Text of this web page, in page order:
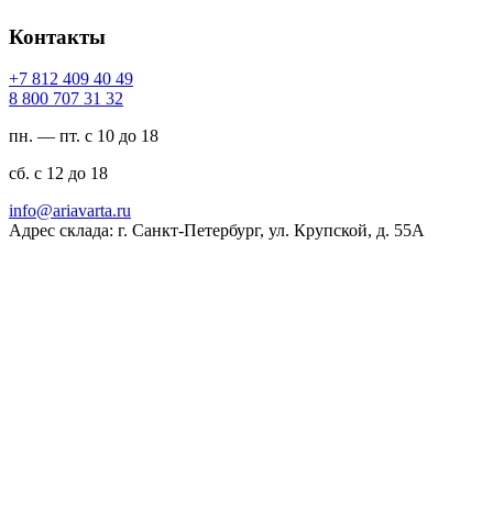
Контакты
94 04 904 218 7+
23 13 707 008 8
пн. — пт. с 10 до 18
сб. с 12 до 18
ur.atravaira@ofni
Адрес склада: г. Санкт-Петербург, ул. Крупской, д. 55А